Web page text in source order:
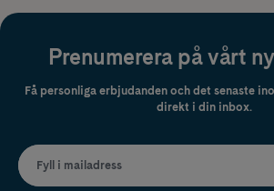
Prenumerera på vårt
Få personliga erbjudanden och det senaste
direkt i din inbox.
Fyll i mailadress